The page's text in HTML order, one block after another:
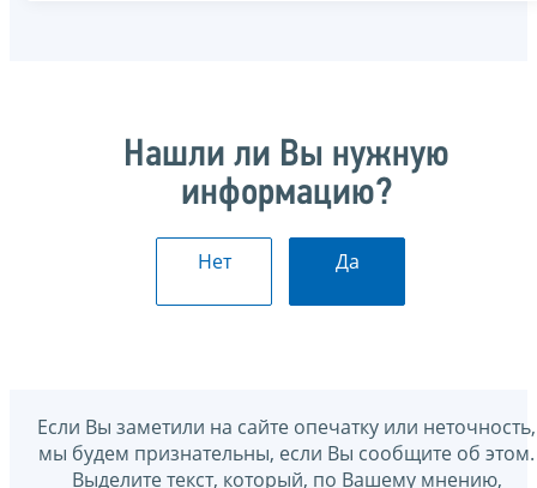
Нашли ли Вы нужную
информацию?
Нет Да
Если Вы заметили на сайте опечатку или неточность,
мы будем признательны, если Вы сообщите об этом.
Выделите текст, который, по Вашему мнению,